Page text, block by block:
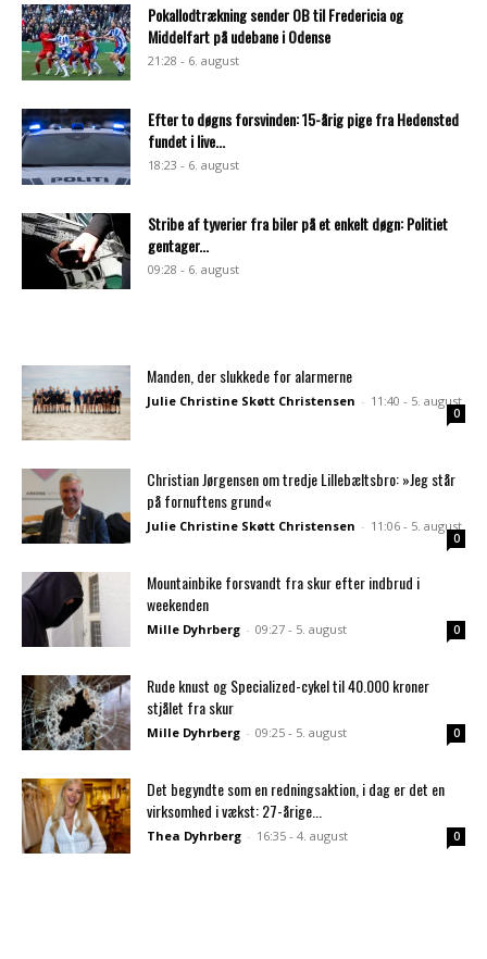
Pokallodtrækning sender OB til Fredericia og
Middelfart på udebane i Odense
21:28 - 6. august
Efter to døgns forsvinden: 15-årig pige fra Hedensted
fundet i live...
18:23 - 6. august
Stribe af tyverier fra biler på et enkelt døgn: Politiet
gentager...
09:28 - 6. august
Manden, der slukkede for alarmerne
Julie Christine Skøtt Christensen - 11:40 - 5. august
0
Christian Jørgensen om tredje Lillebæltsbro: »Jeg står
på fornuftens grund«
Julie Christine Skøtt Christensen - 11:06 - 5. august
0
Mountainbike forsvandt fra skur efter indbrud i
weekenden
Mille Dyhrberg - 09:27 - 5. august 0
Rude knust og Specialized-cykel til 40.000 kroner
stjålet fra skur
Mille Dyhrberg - 09:25 - 5. august 0
Det begyndte som en redningsaktion, i dag er det en
virksomhed i vækst: 27-årige...
Thea Dyhrberg - 16:35 - 4. august 0